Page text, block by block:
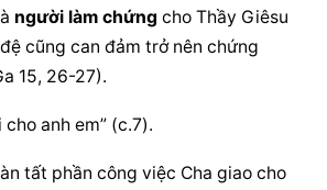
người làm chứng cho Thầy Giêsu
cũng can đảm trở nên chứng
15, 26-27).
anh em” (c.7).
tất phần công việc Cha giao cho